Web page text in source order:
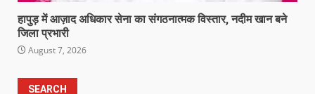
हापुड़ में आज़ाद अधिकार सेना का संगठनात्मक विस्तार, नदीम खान बने
जिला प्रभारी
August 7, 2026
SEARCH